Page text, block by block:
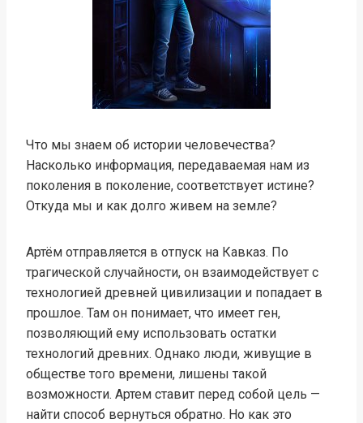
Что мы знаем об истории человечества?
Насколько информация, передаваемая нам из
поколения в поколение, соответствует истине?
Откуда мы и как долго живем на земле?
Артём отправляется в отпуск на Кавказ. По
трагической случайности, он взаимодействует с
технологией древней цивилизации и попадает в
прошлое. Там он понимает, что имеет ген,
позволяющий ему использовать остатки
технологий древних. Однако люди, живущие в
обществе того времени, лишены такой
возможности. Артем ставит перед собой цель —
найти способ вернуться обратно. Но как это